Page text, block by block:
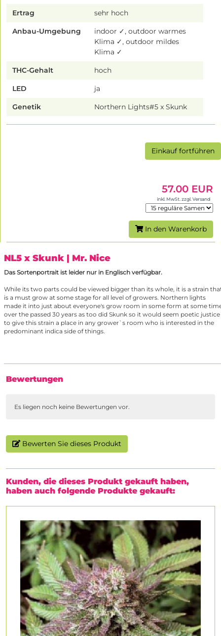
Ertrag sehr hoch
Anbau-Umgebung
indoor ✓, outdoor warmes
Klima ✓, outdoor mildes
Klima ✓
THC-Gehalt hoch
LED ja
Genetik Northern Lights#5 x Skunk
Einkauf fortführen
57.00 EUR
inkl. MwSt. zzgl. Versand
In den Warenkorb
NL5 x Skunk | Mr. Nice
Das Sortenportrait ist leider nur in Englisch verfügbar.
While its two parts could be viewed bigger than its whole, it is a strain
is a must grow at some stage for all level of growers. Northern lights
made it into just about everyone's grow room in some form at some
over the passed 30 years as too did Skunk so it would seem poetic justice
to give this strain a place in any grower`s room who is interested in the
predominant indica side of things.
Bewertungen
Es liegen noch keine Bewertungen vor.
Bewerten Sie dieses Produkt
Kunden, die dieses Produkt gekauft haben,
haben auch folgende Produkte gekauft: